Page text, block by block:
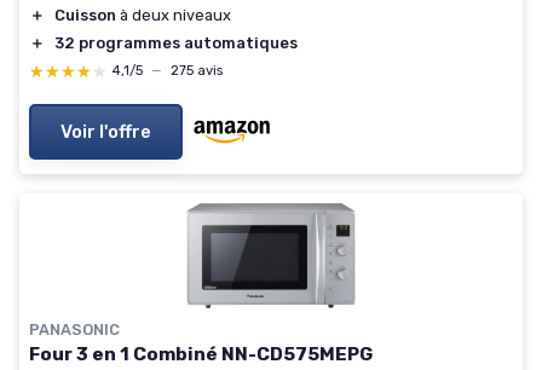
＋
Cuisson à deux niveaux
＋
32 programmes automatiques
★★★★★
★★★★★ 4,1/5 — 275 avis
Voir l'offre
PANASONIC
Four 3 en 1 Combiné NN-CD575MEPG